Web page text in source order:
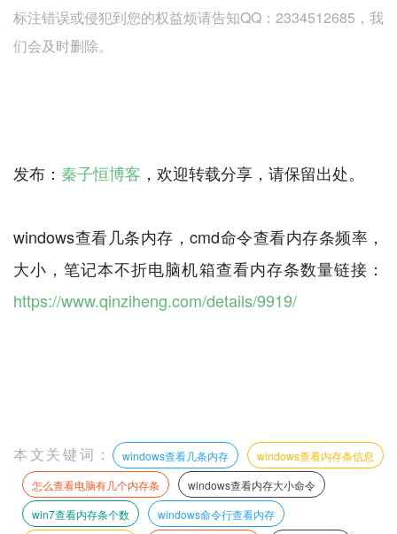
标注错误或侵犯到您的权益烦请告知QQ：2334512685，我
们会及时删除。
发布： 秦子恒博客 ，欢迎转载分享，请保留出处。
windows查看几条内存，cmd命令查看内存条频率，
大小，笔记本不折电脑机箱查看内存条数量链接：
https://www.qinziheng.com/details/9919/
本文关键词： windows查看几条内存
windows查看内存条信息
怎么查看电脑有几个内存条
windows查看内存大小命令
win7查看内存条个数
windows命令行查看内存